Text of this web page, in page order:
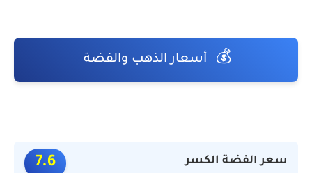
💰 أسعار الذهب والفضة
سعر الفضة الكسر 7.6